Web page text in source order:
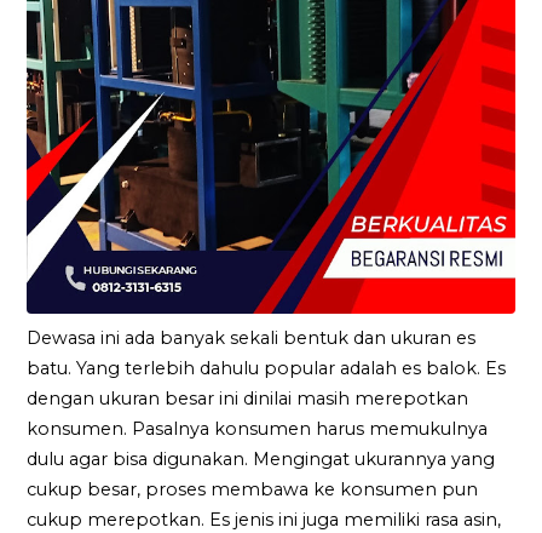
Dewasa ini ada banyak sekali bentuk dan ukuran es
batu. Yang terlebih dahulu popular adalah es balok. Es
dengan ukuran besar ini dinilai masih merepotkan
konsumen. Pasalnya konsumen harus memukulnya
dulu agar bisa digunakan. Mengingat ukurannya yang
cukup besar, proses membawa ke konsumen pun
cukup merepotkan. Es jenis ini juga memiliki rasa asin,